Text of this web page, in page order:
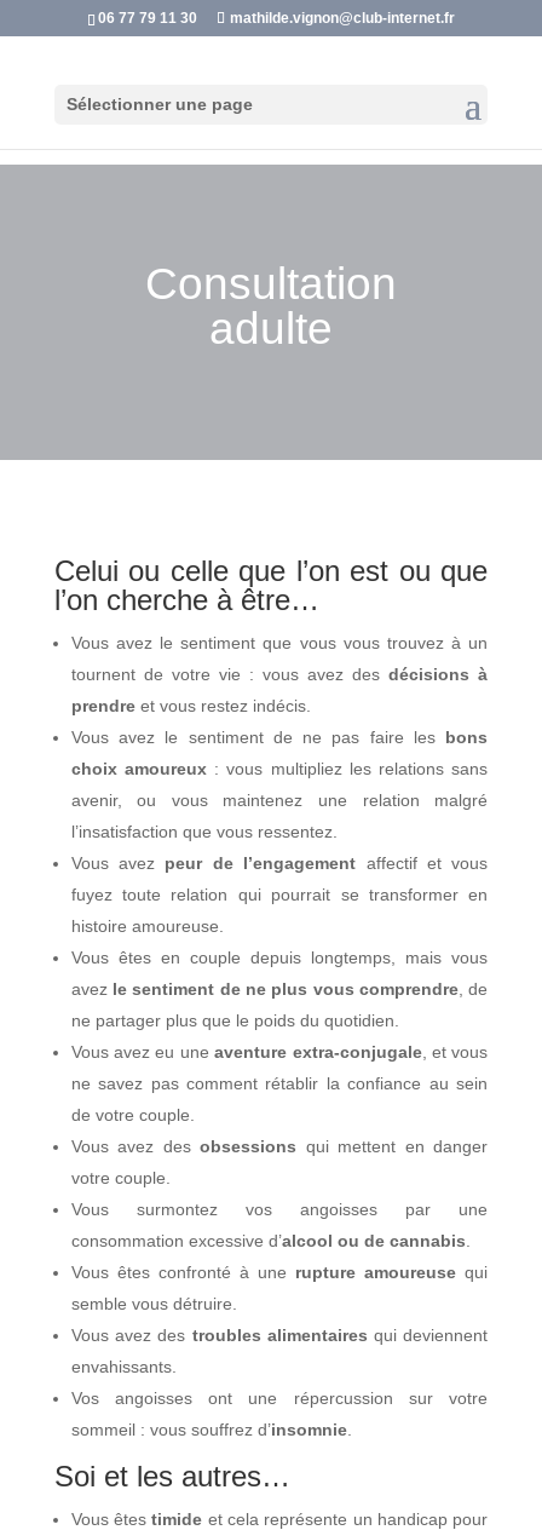
06 77 79 11 30 mathilde.vignon@club-internet.fr
Sélectionner une page
Consultation
adulte
Celui ou celle que l’on est ou que
l’on cherche à être…
Vous avez le sentiment que vous vous trouvez à un
tournent de votre vie : vous avez desdécisions à
prendreet vous restez indécis.
Vous avez le sentiment de ne pas faire les bons
choix amoureux : vous multipliez les relations sans
avenir, ou vous maintenez une relation malgré
l’insatisfaction que vous ressentez.
Vous avez peur de l’engagement affectif et vous
fuyez toute relation qui pourrait se transformer en
histoire amoureuse.
Vous êtes en couple depuis longtemps, mais vous
avez le sentiment de ne plus vous comprendre, de
ne partager plus que le poids du quotidien.
Vous avez eu uneaventure extra-conjugale, et vous
ne savez pas comment rétablir la confiance au sein
de votre couple.
Vous avez desobsessions qui mettent en danger
votre couple.
Vous surmontez vos angoisses par une
consommation excessive d’alcool ou de cannabis
Vous êtes confronté à une rupture amoureuse qui
semble vous détruire.
Vous avez des troubles alimentaires qui deviennent
envahissants.
Vos angoisses ont une répercussion sur votre
sommeil : vous souffrez d’insomnie.
Soi et les autres…
Vous êtestimide et cela représente un handicap pour